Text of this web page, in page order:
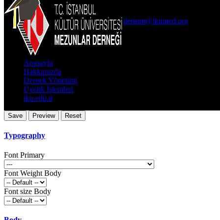
iletisim@ikumed.org
Anasayfa
Hakkımızda
Dernek Yönetimi
Üyelik İşlemleri
iku.edu.tr
Typography
Font Primary
Font Weight Body
Font size Body